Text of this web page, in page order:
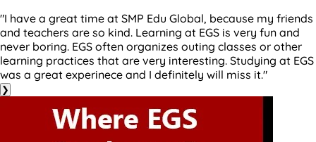
"I have a great time at SMP Edu Global, because my friends
and teachers are so kind. Learning at EGS is very fun and
never boring. EGS often organizes outing classes or other
learning practices that are very interesting. Studying at EGS
was a great experinece and I definitely will miss it."
❯